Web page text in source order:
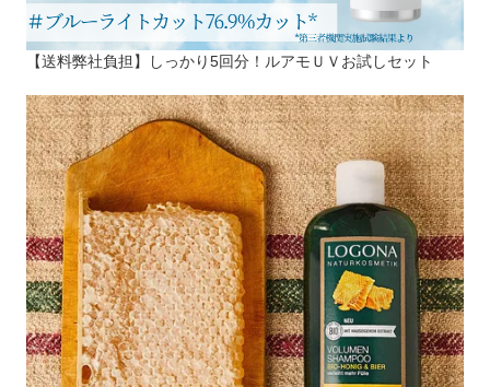
【送料弊社負担】しっかり5回分！ルアモＵＶお試しセット